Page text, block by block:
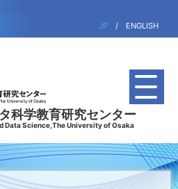
JP / ENGLISH
科学教育研究センター
Data Science,The University of Osaka